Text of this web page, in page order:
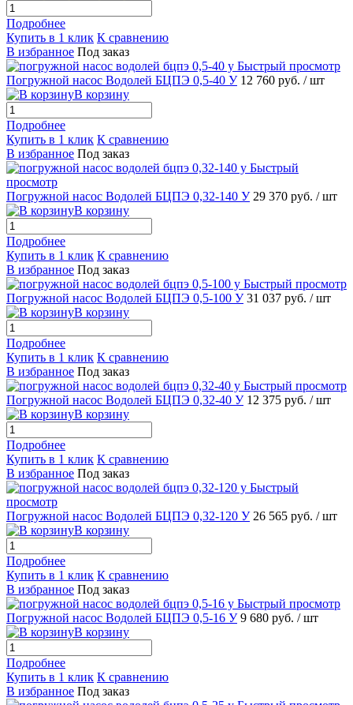
Подробнее
Купить в 1 клик К сравнению
В избранное Под заказ
Быстрый просмотр
Погружной насос Водолей БЦПЭ 0,5-40 У 12 760 руб. / шт
В корзину
Подробнее
Купить в 1 клик К сравнению
В избранное Под заказ
Быстрый
просмотр
Погружной насос Водолей БЦПЭ 0,32-140 У 29 370 руб. / шт
В корзину
Подробнее
Купить в 1 клик К сравнению
В избранное Под заказ
Быстрый просмотр
Погружной насос Водолей БЦПЭ 0,5-100 У 31 037 руб. / шт
В корзину
Подробнее
Купить в 1 клик К сравнению
В избранное Под заказ
Быстрый просмотр
Погружной насос Водолей БЦПЭ 0,32-40 У 12 375 руб. / шт
В корзину
Подробнее
Купить в 1 клик К сравнению
В избранное Под заказ
Быстрый
просмотр
Погружной насос Водолей БЦПЭ 0,32-120 У 26 565 руб. / шт
В корзину
Подробнее
Купить в 1 клик К сравнению
В избранное Под заказ
Быстрый просмотр
Погружной насос Водолей БЦПЭ 0,5-16 У 9 680 руб. / шт
В корзину
Подробнее
Купить в 1 клик К сравнению
В избранное Под заказ